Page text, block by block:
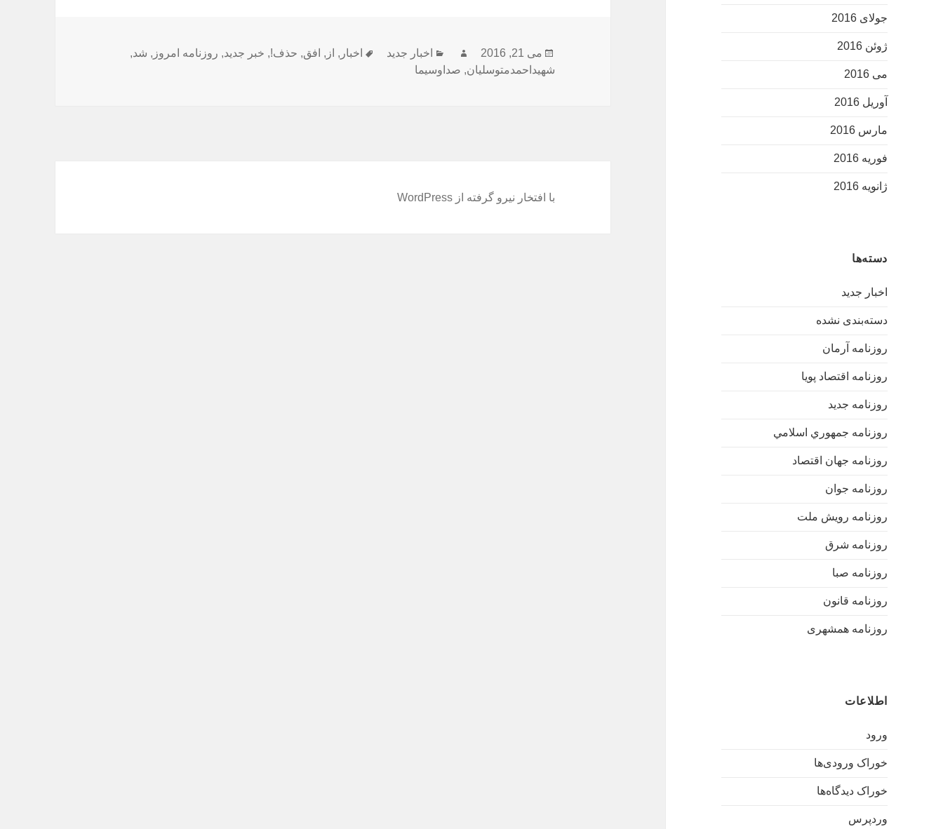
جولای 2016
ژوئن 2016
می 2016
آوریل 2016
مارس 2016
فوریه 2016
ژانویه 2016
دسته‌ها
اخبار جدید
دسته‌بندی نشده
روزنامه آرمان
روزنامه اقتصاد پویا
روزنامه جدید
روزنامه جمهوري اسلامي
روزنامه جهان اقتصاد
روزنامه جوان
روزنامه رویش ملت
روزنامه شرق
روزنامه صبا
روزنامه قانون
روزنامه همشهری
اطلاعات
ورود
خوراک ورودی‌ها
خوراک دیدگاه‌ها
وردپرس
ارسال
شده
می 21, 2016 نویسندهدسته‌ها
اخبار جدید برچسب‌ها
اخبار , از , افق, حذف!, خبر جدید, روزنامه امروز , شد,
شهیداحمدمتوسلیان, صداوسیما
با افتخار نیرو گرفته از WordPress